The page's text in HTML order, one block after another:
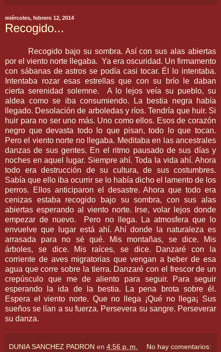
miércoles, febrero 12, 2014
Recogido...
Recogido bajo su sombra. Así con sus alas abiertas
por el viento norte llegaba. Ya era oscuridad. Un firmamento
con sábanas de astros se podía casi tocar. Él lo intentaba.
Intentaba rozar esas estrellas que con su brío le daban
cierta serenidad solemne. A lo lejos veía su pueblo, su
aldea como se iba consumiendo. La bestia negra había
llegado. Desolación de arboledas y ríos. Tendría que huir. Si
huir para no ser uno más. Uno como ellos. Esos de corazón
negro que devasta todo lo que pisan, todo lo que tocan.
Pero el viento norte no llegaba. Meditaba en las ancestrales
danzas de sus gentes. En el ritmo pausado de sus días y
noches en aquel lugar. Siempre ahí. Toda la vida ahí. Ahora
todo era destrucción de su cultura, de sus costumbres.
Sabía que ello iba ocurrir se lo había dicho el lamento de los
perros. Ellos anticiparon el desastre. Ahora que todo era
cenizas estaba recogido bajo su sombra, con sus alas
abiertas esperando al viento norte. Irse, volar lejos donde
empezar de nuevo. Pero no llega. La atmosfera que lo
envuelve que lugar está ahí. Ahí donde la naturaleza es
arrasada para no sé qué. Mis montañas, se dice. Mis
árboles, se dice. Mis raíces, se dice. Danzaré con la
corriente de aves migratorias que vengan a beber de esa
agua que corre sobre la tierra. Danzaré con el frescor de un
crepúsculo que me de aliento para seguir. Para seguir
esperando la ida de la bestia. La pena brota sobre él.
Espera el viento norte. Que no llega ¡Qué no llega¡ Sus
sueños se lían a su fuerza. Persevera su sangre. Perseverar
su danza.
DUNIA SANCHEZ PADRON en 4:56 p. m. No hay comentarios: